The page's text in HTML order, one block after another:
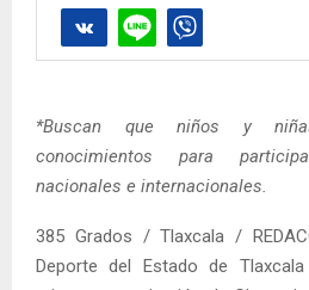
*Buscan que niños y
conocimientos para
nacionales e internacionales.
385 Grados / Tlaxcala /
Deporte del Estado de